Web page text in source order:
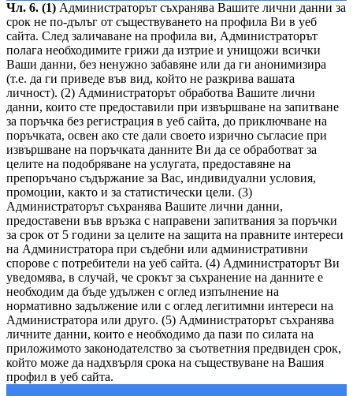
Чл. 6. (1) Администраторът съхранява Вашите лични данни за
срок не по-дълъг от съществуването на профила Ви в уеб
сайта. След заличаване на профила ви, Администраторът
полага необходимите грижи да изтрие и унищожи всички
Ваши данни, без ненужно забавяне или да ги анонимизира
(т.е. да ги приведе във вид, който не разкрива вашата
личност). (2) Администраторът обработва Вашите лични
данни, които сте предоставили при извършване на запитване
за поръчка без регистрация в уеб сайта, до приключване на
поръчката, освен ако сте дали своето изрично съгласие при
извършване на поръчката данните Ви да се обработват за
целите на подобряване на услугата, предоставяне на
препоръчано съдържание за Вас, индивидуални условия,
промоции, както и за статистически цели. (3)
Администраторът съхранява Вашите лични данни,
предоставени във връзка с направени запитвания за поръчки
за срок от 5 години за целите на защита на правните интереси
на Администратора при съдебни или административни
спорове с потребители на уеб сайта. (4) Администраторът Ви
уведомява, в случай, че срокът за съхранение на данните е
необходим да бъде удължен с оглед изпълнение на
нормативно задължение или с оглед легитимни интереси на
Администратора или друго. (5) Администраторът съхранява
личните данни, които е необходимо да пази по силата на
приложимото законодателство за съответния предвиден срок,
който може да надхвърля срока на съществуване на Вашия
профил в уеб сайта.